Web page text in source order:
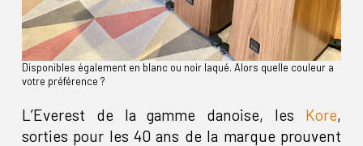
Disponibles également en blanc ou noir laqué. Alors quelle couleur a
votre préférence ?
L’Everest de la gamme danoise, les Kore,
sorties pour les 40 ans de la marque prouvent